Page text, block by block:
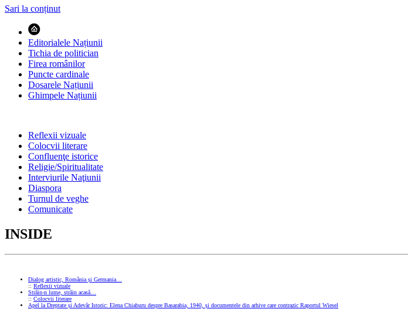
Sari la conținut
Editorialele Națiunii
Tichia de politician
Firea românilor
Puncte cardinale
Dosarele Națiunii
Ghimpele Națiunii
Reflexii vizuale
Colocvii literare
Confluenţe istorice
Religie/Spiritualitate
Interviurile Naţiunii
Diaspora
Turnul de veghe
Comunicate
INSIDE
Dialog artistic, România și Germania…
:: Reflexii vizuale
Străin-n lume, străin acasă…
:: Colocvii literare
Apel la Dreptate și Adevăr Istoric: Elena Chiaburu despre Basarabia, 1940, și documentele din arhive care contrazic Raportul Wiesel